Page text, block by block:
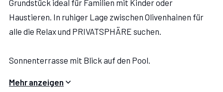
Grundstück ideal für Familien mit Kinder oder
Haustieren. In ruhiger Lage zwischen Olivenhainen für
alle die Relax und PRIVATSPHÄRE suchen.
Sonnenterrasse mit Blick auf den Pool.
Die Villa bietet Platz für bis zu 6 Personen.
Mehr anzeigen